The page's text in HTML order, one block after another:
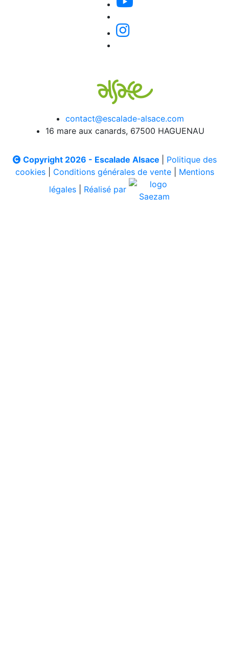
contact@escalade-alsace.com
16 mare aux canards, 67500 HAGUENAU
Copyright 2026 - Escalade Alsace
Politique des
cookies| Conditions générales de vente| Mentions
légales
Réalisé par